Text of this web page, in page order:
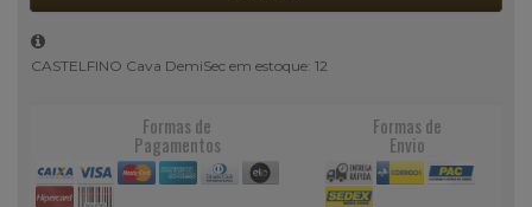
CASTELFINO Cava DemiSec em estoque: 12
Formas de
Pagamentos
Formas de
Envio